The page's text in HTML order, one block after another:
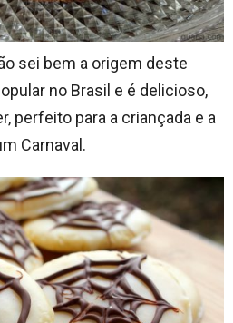
sei bem a origem deste
no Brasil e é delicioso,
perfeito para a criançada e a
Carnaval.